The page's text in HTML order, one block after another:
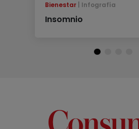
Bienestar Infografía
Insomnio